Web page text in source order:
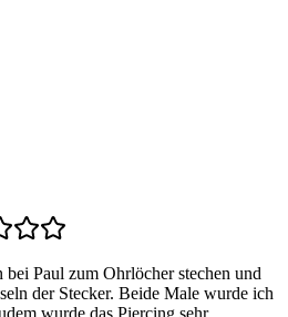
Paul zum Ohrlöcher stechen und
der Stecker. Beide Male wurde ich
wurde das Piercing sehr